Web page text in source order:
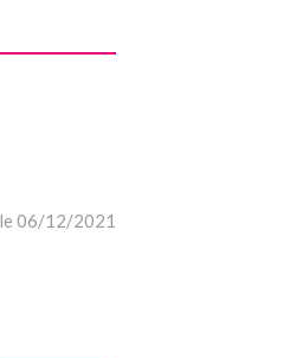
06/12/2021